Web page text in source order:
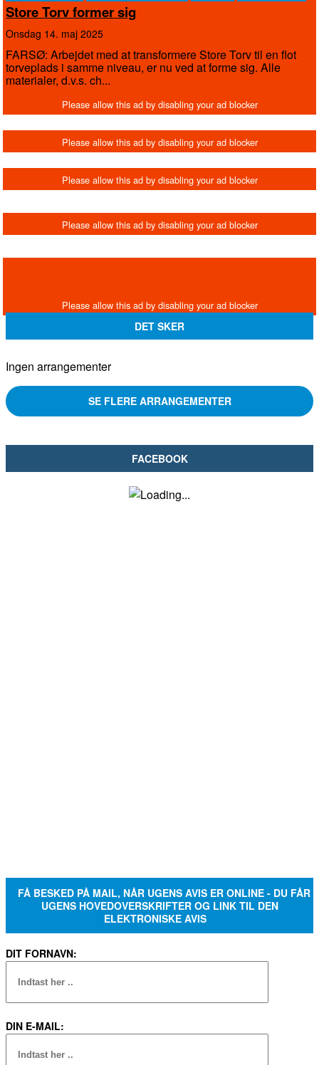
Store Torv former sig
onsdag 14. maj 2025
FARSØ: Arbejdet med at transformere Store Torv til en flot
torveplads i samme niveau, er nu ved at forme sig. Alle
materialer, d.v.s. ch...
DET SKER
Ingen arrangementer
SE FLERE ARRANGEMENTER
FACEBOOK
FÅ BESKED PÅ MAIL, NÅR UGENS AVIS ER ONLINE - DU FÅR
UGENS HOVEDOVERSKRIFTER OG LINK TIL DEN
ELEKTRONISKE AVIS
DIT FORNAVN:
DIN E-MAIL: